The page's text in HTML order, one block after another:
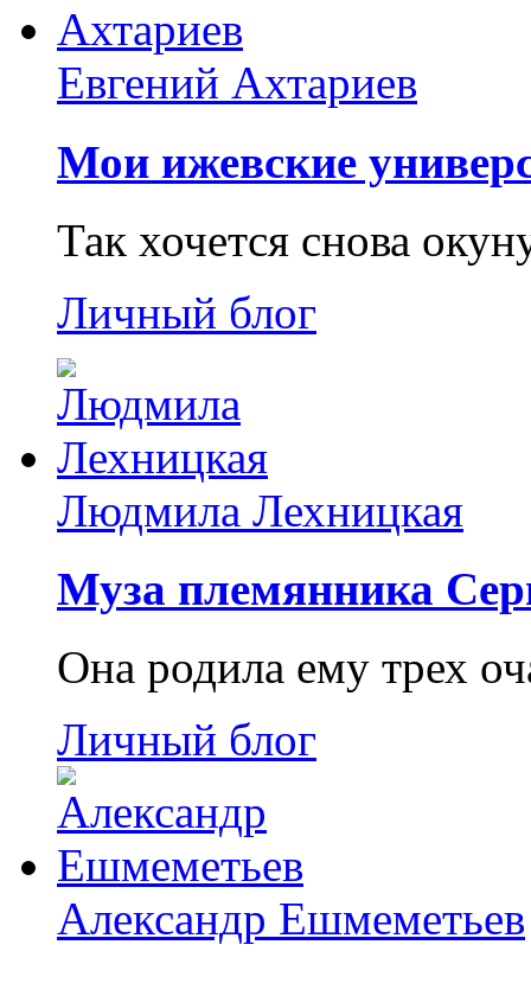
Евгений Ахтариев
Мои ижевские
Так хочется снова
Личный блог
Людмила Лехницкая
Муза племянника
Она родила ему трех
Личный блог
Александр Ешмеметьев